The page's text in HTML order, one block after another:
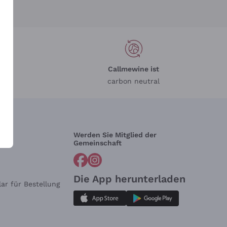
Callmewine ist
carbon neutral
für Bestellung
Werden Sie Mitglied der
Gemeinschaft
Die App herunterladen